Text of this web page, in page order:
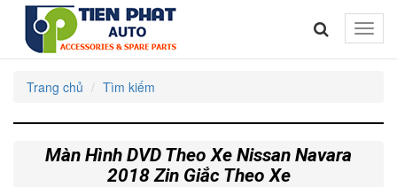
Toggle
Trang chủ Tìm kiếm
Màn Hình DVD Theo Xe Nissan Navara
2018 Zin Giắc Theo Xe